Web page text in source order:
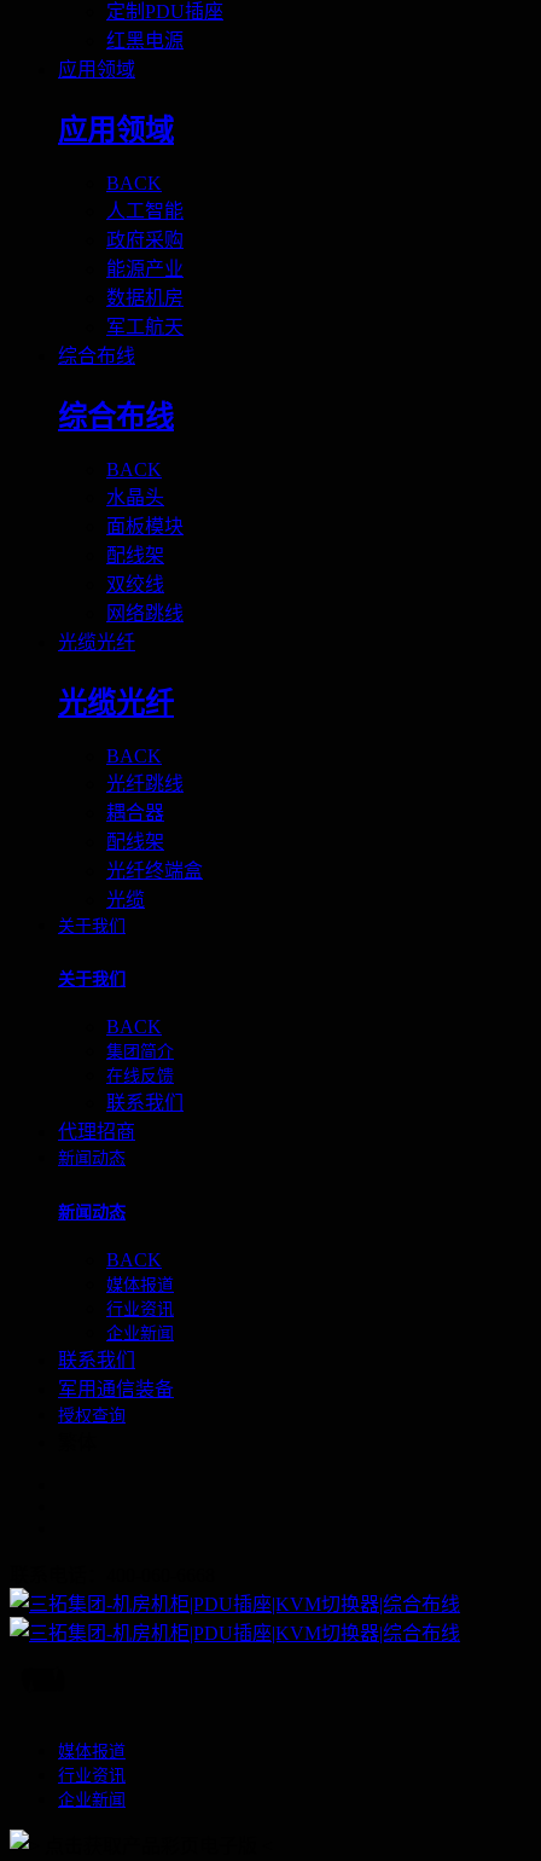
定制PDU插座
红黑电源
应用领域
应用领域
BACK
人工智能
政府采购
能源产业
数据机房
军工航天
综合布线
综合布线
BACK
水晶头
面板模块
配线架
双绞线
网络跳线
光缆光纤
光缆光纤
BACK
光纤跳线
耦合器
配线架
光纤终端盒
光缆
关于我们
关于我们
BACK
集团简介
在线反馈
联系我们
代理招商
新闻动态
新闻动态
BACK
媒体报道
行业资讯
企业新闻
联系我们
军用通信装备
授权查询
媒体报道
行业资讯
企业新闻